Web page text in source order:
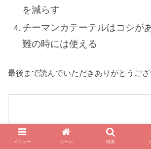
を減らす
チーマンカテーテルはコシが
難の時には使える
最後まで読んでいただきありがとうござ
メニュー ホーム 検索